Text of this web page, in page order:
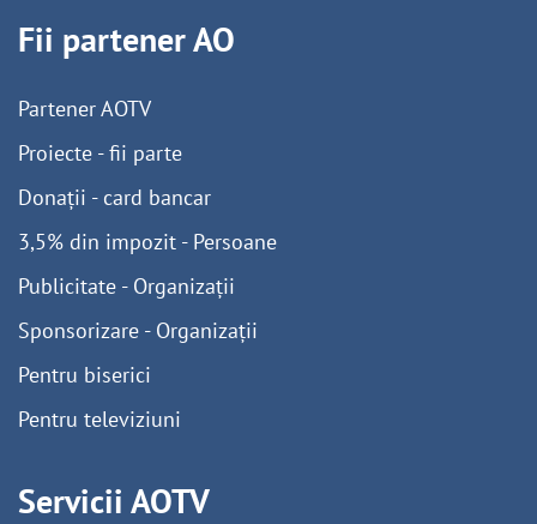
Fii partener AO
Partener AOTV
Proiecte - fii parte
Donații - card bancar
3,5% din impozit - Persoane
Publicitate - Organizații
Sponsorizare - Organizații
Pentru biserici
Pentru televiziuni
Servicii AOTV